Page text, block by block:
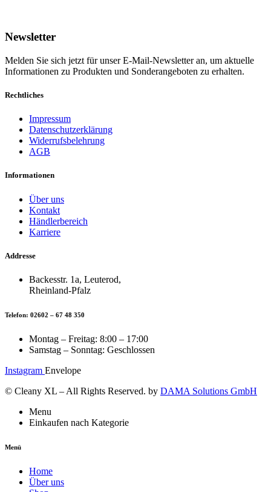
Newsletter
Melden Sie sich jetzt für unser E-Mail-Newsletter an, um aktuelle
Informationen zu Produkten und Sonderangeboten zu erhalten.
Rechtliches
Impressum
Datenschutzerklärung
Widerrufsbelehrung
AGB
Informationen
Über uns
Kontakt
Händlerbereich
Karriere
Addresse
Backesstr. 1a, Leuterod,
Rheinland-Pfalz
Telefon: 02602 – 67 48 350
Montag – Freitag: 8:00 – 17:00
Samstag – Sonntag: Geschlossen
Instagram Envelope
© Cleany XL – All Rights Reserved. by DAMA Solutions GmbH
Menu
Einkaufen nach Kategorie
Menü
Home
Über uns